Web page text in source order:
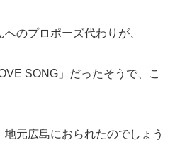
のプロポーズ代わりが、
SONG」だったそうで、こ
元広島におられたのでしょう